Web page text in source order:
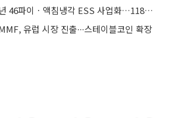
케이엔에스, 내년 46파이ㆍ액침냉각 ESS 사업화…118조 시장 공략
유럽 시장 진출∙∙∙스테이블코인 확장